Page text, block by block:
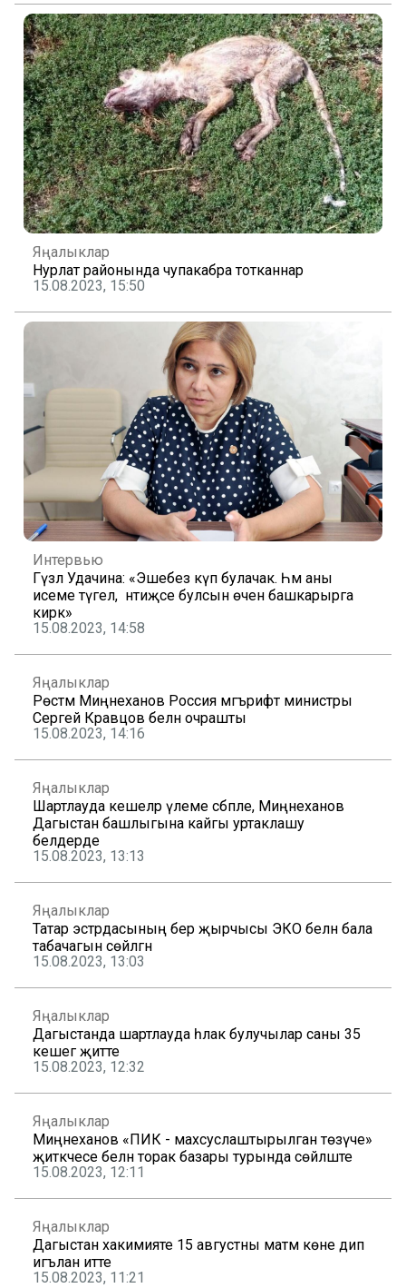
Яңалыклар
Нурлат районында чупакабра тотканнар
15.08.2023, 15:50
Интервью
Гүзәл Удачина: «Эшебез күп булачак. Һәм аны
исеме түгел, ә нәтиҗәсе булсын өчен башкарырга
кирәк»
15.08.2023, 14:58
Яңалыклар
Рөстәм Миңнеханов Россия мәгърифәт министры
Сергей Кравцов белән очрашты
15.08.2023, 14:16
Яңалыклар
Шартлауда кешеләр үлеме сәбәпле, Миңнеханов
Дагыстан башлыгына кайгы уртаклашу
белдерде
15.08.2023, 13:13
Яңалыклар
Татар эстрдасының бер җырчысы ЭКО белән бала
табачагын сөйләгән
15.08.2023, 13:03
Яңалыклар
Дагыстанда шартлауда һәлак булучылар саны 35
кешегә җитте
15.08.2023, 12:32
Яңалыклар
Миңнеханов «ПИК - махсуслаштырылган төзүче»
җитәкчесе белән торак базары турында сөйләште
15.08.2023, 12:11
Яңалыклар
Дагыстан хакимияте 15 августны матәм көне дип
игълан итте
15.08.2023, 11:21